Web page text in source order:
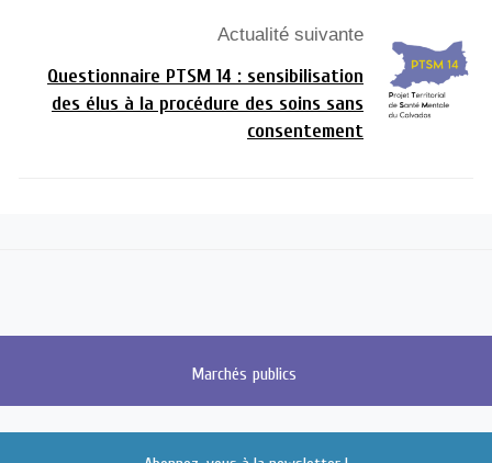
Actualité suivante
Questionnaire PTSM 14 : sensibilisation
des élus à la procédure des soins sans
consentement
Marchés publics